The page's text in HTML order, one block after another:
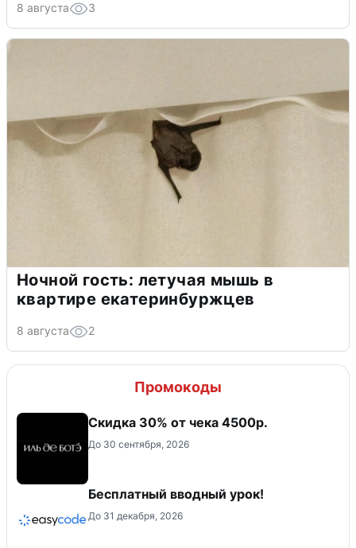
8 августа 3
Ночной гость: летучая мышь в
квартире екатеринбуржцев
8 августа 2
Промокоды
Скидка 30% от чека 4500р.
До 30 сентября, 2026
Бесплатный вводный урок!
До 31 декабря, 2026